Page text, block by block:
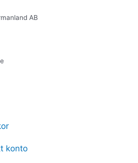
AB
konto